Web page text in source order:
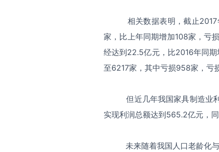
相关数据表明，截止2017年
家，比上年同期增加108家，亏
经达到22.5亿元，比2016年同
至6217家，其中亏损958家，亏
但近几年我国家具制造业利
实现利润总额达到565.2亿元，
未来随着我国人口老龄化与